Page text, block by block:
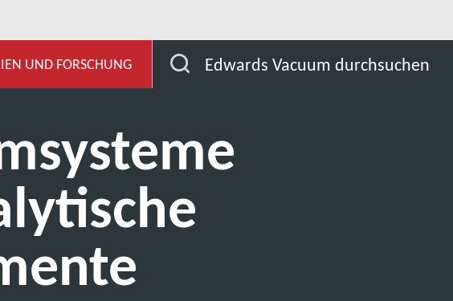
UND FORSCHUNG Edwards Vacuum durchsuchen